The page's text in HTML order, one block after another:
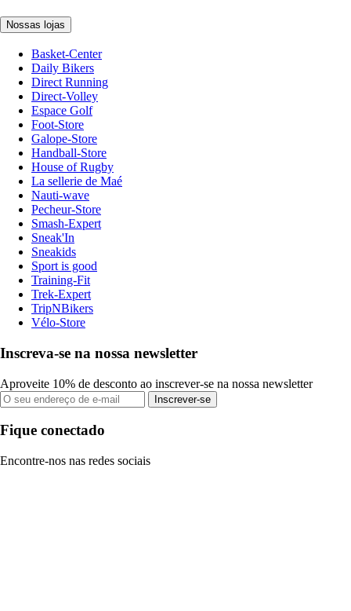
Nossas lojas
Basket-Center
Daily Bikers
Direct Running
Direct-Volley
Espace Golf
Foot-Store
Galope-Store
Handball-Store
House of Rugby
La sellerie de Maé
Nauti-wave
Pecheur-Store
Smash-Expert
Sneak'In
Sneakids
Sport is good
Training-Fit
Trek-Expert
TripNBikers
Vélo-Store
Inscreva-se na nossa newsletter
Aproveite 10% de desconto ao inscrever-se na nossa newsletter
Inscrever-se
Fique conectado
Encontre-nos nas redes sociais